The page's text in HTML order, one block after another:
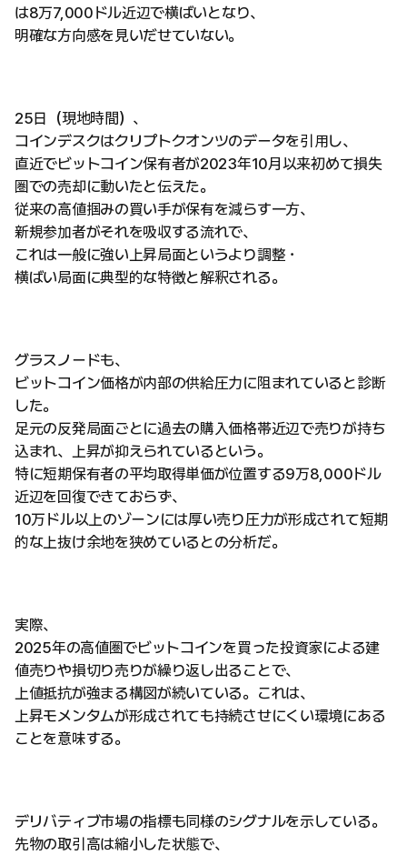
は8万7,000ドル近辺で横ばいとなり、
明確な方向感を見いだせていない。
25日（現地時間）、
コインデスクはクリプトクオンツのデータを引用し、
直近でビットコイン保有者が2023年10月以来初めて損失
圏での売却に動いたと伝えた。
従来の高値掴みの買い手が保有を減らす一方、
新規参加者がそれを吸収する流れで、
これは一般に強い上昇局面というより調整・
横ばい局面に典型的な特徴と解釈される。
グラスノードも、
ビットコイン価格が内部の供給圧力に阻まれていると診断
した。
足元の反発局面ごとに過去の購入価格帯近辺で売りが持ち
込まれ、上昇が抑えられているという。
特に短期保有者の平均取得単価が位置する9万8,000ドル
近辺を回復できておらず、
10万ドル以上のゾーンには厚い売り圧力が形成されて短期
的な上抜け余地を狭めているとの分析だ。
実際、
2025年の高値圏でビットコインを買った投資家による建
値売りや損切り売りが繰り返し出ることで、
上値抵抗が強まる構図が続いている。これは、
上昇モメンタムが形成されても持続させにくい環境にある
ことを意味する。
デリバティブ市場の指標も同様のシグナルを示している。
先物の取引高は縮小した状態で、